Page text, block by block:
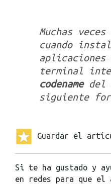
Muchas veces
cuando
aplicaciones
terminal
codenamedel
siguiente
Guardar el
Si te ha gustado y
en redes para que el